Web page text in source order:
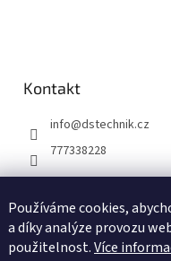
Používáme cookies,
a díky analýze provozu
použitelnost.Více
Kontakt
info@dstechnik.cz
777338228